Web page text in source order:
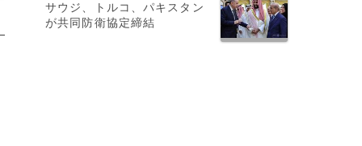
サウジ、トルコ、パキスタン
が共同防衛協定締結